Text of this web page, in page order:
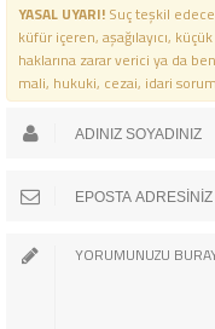
YASAL UYARI!Suç teşkil
küfür içeren, aşağılayıcı,
haklarına zarar verici ya da
mali, hukuki, cezai, idari